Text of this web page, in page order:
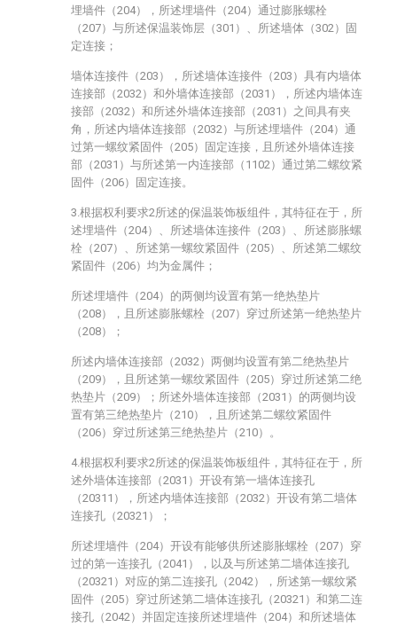
埋墙件（204），所述埋墙件（204）通过膨胀螺栓
（207）与所述保温装饰层（301）、所述墙体（302）固
定连接；
墙体连接件（203），所述墙体连接件（203）具有内墙体
连接部（2032）和外墙体连接部（2031），所述内墙体连
接部（2032）和所述外墙体连接部（2031）之间具有夹
角，所述内墙体连接部（2032）与所述埋墙件（204）通
过第一螺纹紧固件（205）固定连接，且所述外墙体连接
部（2031）与所述第一内连接部（1102）通过第二螺纹紧
固件（206）固定连接。
3.根据权利要求2所述的保温装饰板组件，其特征在于，所
述埋墙件（204）、所述墙体连接件（203）、所述膨胀螺
栓（207）、所述第一螺纹紧固件（205）、所述第二螺纹
紧固件（206）均为金属件；
所述埋墙件（204）的两侧均设置有第一绝热垫片
（208），且所述膨胀螺栓（207）穿过所述第一绝热垫片
（208）；
所述内墙体连接部（2032）两侧均设置有第二绝热垫片
（209），且所述第一螺纹紧固件（205）穿过所述第二绝
热垫片（209）；所述外墙体连接部（2031）的两侧均设
置有第三绝热垫片（210），且所述第二螺纹紧固件
（206）穿过所述第三绝热垫片（210）。
4.根据权利要求2所述的保温装饰板组件，其特征在于，所
述外墙体连接部（2031）开设有第一墙体连接孔
（20311），所述内墙体连接部（2032）开设有第二墙体
连接孔（20321）；
所述埋墙件（204）开设有能够供所述膨胀螺栓（207）穿
过的第一连接孔（2041），以及与所述第二墙体连接孔
（20321）对应的第二连接孔（2042），所述第一螺纹紧
固件（205）穿过所述第二墙体连接孔（20321）和第二连
接孔（2042）并固定连接所述埋墙件（204）和所述墙体